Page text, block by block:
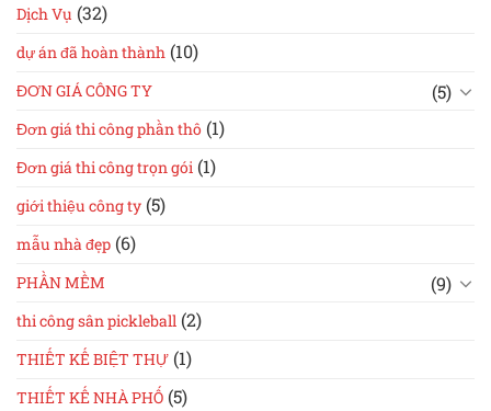
Dịch Vụ (32)
dự án đã hoàn thành (10)
ĐƠN GIÁ CÔNG TY (5)
Đơn giá thi công phần thô (1)
Đơn giá thi công trọn gói (1)
giới thiệu công ty (5)
mẫu nhà đẹp (6)
PHẦN MỀM (9)
thi công sân pickleball (2)
THIẾT KẾ BIỆT THỰ (1)
THIẾT KẾ NHÀ PHỐ (5)